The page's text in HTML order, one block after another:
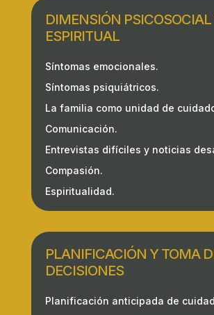
DIMENSIÓN PSICOSOCIAL
ESPIRITUAL
Síntomas emocionales.
Síntomas psiquiátricos.
La familia como unidad de
Comunicación.
Entrevistas difíciles y noticias
Compasión.
Espiritualidad.
PLANIFICACIÓN Y TOMA
DECISIONES
Planificación anticipada de